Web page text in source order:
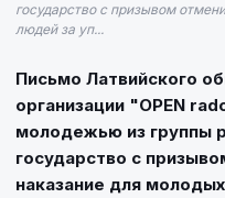
государство с призывом
людей за уп...
Письмо Латвийского
организации "OPEN
молодежью из группы
государство с
наказание для